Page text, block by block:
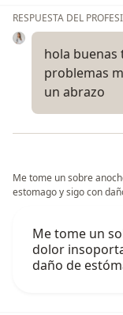
RESPUESTA DEL
hola buenas
problemas
un abrazo
Me tome un sobre
estomago y sigo con
Me tome un
dolor
daño de